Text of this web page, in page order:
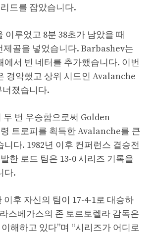
드를 잡았습니다.
이루었고 8분 38초가 남았을 때
골을 넣었습니다. Barbashev는
에서 빈 네터를 추가했습니다. 이번
경악했고 상위 시드인 Avalanche
너졌습니다.
번 우승함으로써 Golden
트로피를 획득한 Avalanche를 큰
니다. 1982년 이후 컨퍼런스 결승전
한 로드 팀은 13-0 시리즈 기록을
다.
이후 자신의 팀이 17-4-1로 대승하
스베가스의 존 토르토렐라 감독은
해하고 있다”며 “시리즈가 어디로